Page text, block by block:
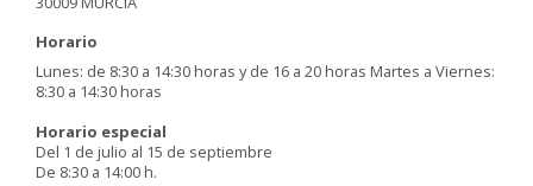
Horario
Lunes: de 8:30 a 14:30 horas y de 16 a 20 horas Martes a Viernes:
8:30 a 14:30 horas
Horario especial
Del 1 de julio al 15 de septiembre
De 8:30 a 14:00 h.